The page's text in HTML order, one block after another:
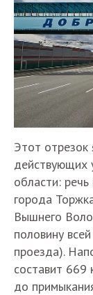
Этот
действующих
области:
города
Вышнего
половину
проезда).
составит
до